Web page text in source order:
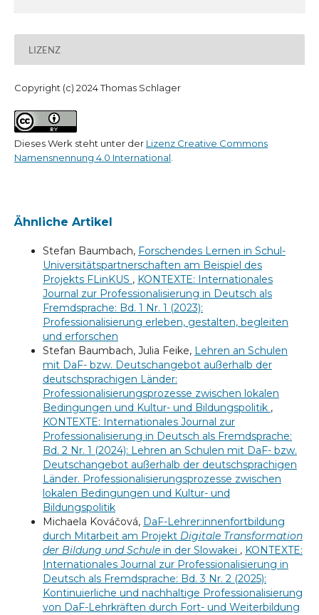
LIZENZ
Copyright (c) 2024 Thomas Schlager
Dieses Werk steht unter der Lizenz Creative Commons
Namensnennung 4.0 International.
Ähnliche Artikel
Stefan Baumbach, Forschendes Lernen in Schul-
Universitätspartnerschaften am Beispiel des
Projekts FLinKUS , KONTEXTE: Internationales
Journal zur Professionalisierung in Deutsch als
Fremdsprache: Bd. 1 Nr. 1 (2023):
Professionalisierung erleben, gestalten, begleiten
und erforschen
Stefan Baumbach, Julia Feike, Lehren an Schulen
mit DaF- bzw. Deutschangebot außerhalb der
deutschsprachigen Länder:
Professionalisierungsprozesse zwischen lokalen
Bedingungen und Kultur- und Bildungspolitik ,
KONTEXTE: Internationales Journal zur
Professionalisierung in Deutsch als Fremdsprache:
Bd. 2 Nr. 1 (2024): Lehren an Schulen mit DaF- bzw.
Deutschangebot außerhalb der deutschsprachigen
Länder. Professionalisierungsprozesse zwischen
lokalen Bedingungen und Kultur- und
Bildungspolitik
Michaela Kováčová, DaF-Lehrer:innenfortbildung
durch Mitarbeit am Projekt Digitale Transformation
der Bildung und Schulein der Slowakei , KONTEXTE:
Internationales Journal zur Professionalisierung in
Deutsch als Fremdsprache: Bd. 3 Nr. 2 (2025):
Kontinuierliche und nachhaltige Professionalisierung
von DaF-Lehrkräften durch Fort- und Weiterbildung